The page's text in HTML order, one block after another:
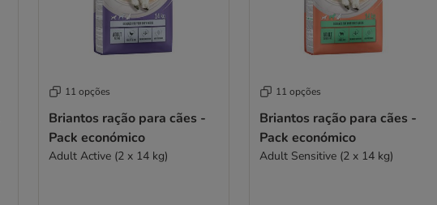
11 opções
Briantos ração para cães -
Pack económico
Adult Active (2 x 14 kg)
11 opções
Briantos ração para cães -
Pack económico
Adult Sensitive (2 x 14 kg)